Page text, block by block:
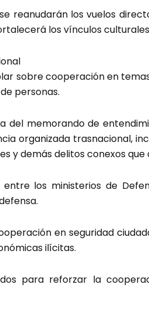
reanudarán los vuelos
los vínculos
sobre cooperación en
personas.
del memorando de
organizada trasnacional,
y demás delitos conexos
los ministerios de
en seguridad
ilícitas.
para reforzar la